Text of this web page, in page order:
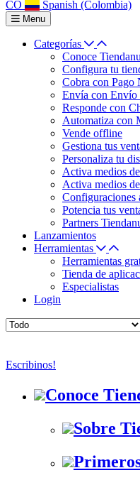
CO
Spanish (Colombia)
Menu
Categorías
Conoce
Configura tu
Cobra con Pago
Envía con Envío
Responde con
Automatiza con
Vende offline
Gestiona tus
Personaliza tu
Activa medios
Activa medios
Configuraciones
Potencia tus
Partners
Lanzamientos
Herramientas
Herramientas
Tienda de
Especialistas
Login
Escribinos!
Conoce
Sobre